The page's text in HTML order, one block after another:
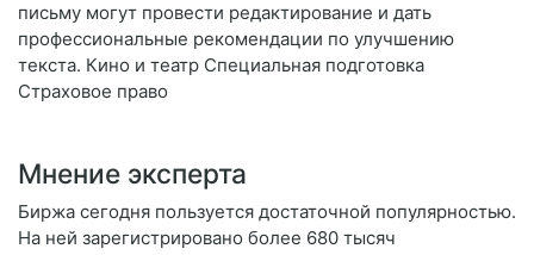
письму могут провести редактирование и дать
профессиональные рекомендации по улучшению
текста. Кино и театр Специальная подготовка
Страховое право
Мнение эксперта
Биржа сегодня пользуется достаточной популярностью.
На ней зарегистрировано более 680 тысяч